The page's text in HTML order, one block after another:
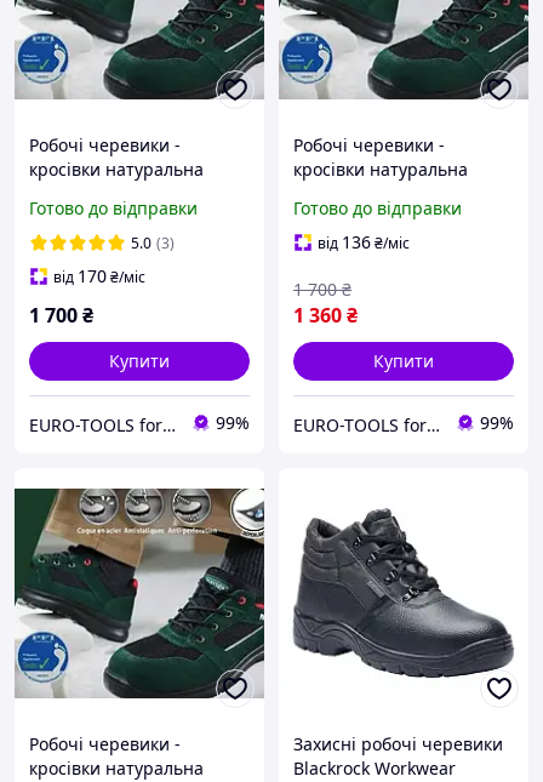
Робочі черевики -
кросівки натуральна
антипроколювальною PU-
підошвою р 45
Готово до відправки
5.0 (3)
від 170₴/міс
1 700₴
Купити
EURO-TOOLS for HOME 99%
Робочі черевики -
кросівки натуральна
Готово до відправки
від 136₴/міс
1 360₴
1 700 ₴
Купити
EURO-TOOLS for HOME 99%
Робочі черевики -
кросівки натуральна
Захисні робочі черевики
Blackrock Workwear